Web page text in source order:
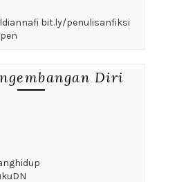
bit.ly/penulisanfiksi
Diri